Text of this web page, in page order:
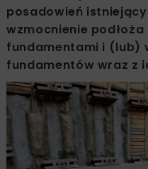
posadowień
wzmocnienie
fundamentami i (lub)
fundamentów wraz z